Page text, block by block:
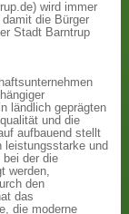
wird immer
die Bürger
Stadt Barntrup
ländlich geprägten
und die
aufbauend stellt
leistungsstarke und
bei der die
werden,
den
das
die moderne